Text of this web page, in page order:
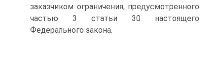
заказчиком ограничения, предусмотренного
частью 3 статьи 30 настоящего
Федерального закона.